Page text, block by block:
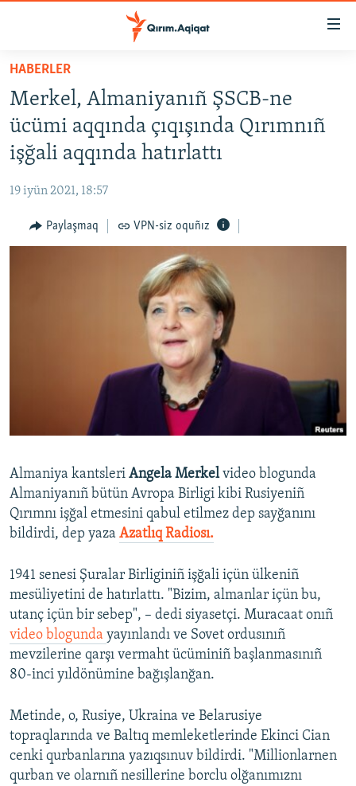
Esas
qaytmaq
Baş
navigatsiyağa
qaytmaq
Qıdıruvğa
qaytmaq
HABERLER
İQTİSADİYAT
MEDENİYET
İNSAN AQLARI
RFE/RS bütün saytları
HABERLER
Merkel, Almaniyanıñ ŞSCB-ne
ücümi aqqında çıqışında Qırımnıñ
işğali aqqında hatırlattı
19 iyün 2021, 18:57
Paylaşmaq VPN-siz oquñız
Almaniya kantsleri Angela Merkelvideo blogunda
Almaniyanıñ bütün Avropa Birligi kibi Rusiyeniñ
Qırımnı işğal etmesini qabul etilmez dep sayğanını
bildirdi, dep yaza Azatlıq Radiosı.
1941 senesi Şuralar Birliginiñ işğali içün ülkeniñ
mesüliyetini de hatırlattı. "Bizim, almanlar içün bu,
utanç içün bir sebep", – dedi siyasetçi. Muracaat onıñ
video blogunda yayınlandı ve Sovet ordusınıñ
mevzilerine qarşı vermaht ücüminiñ başlanmasınıñ
80-inci yıldönümine bağışlanğan.
Metinde, o, Rusiye, Ukraina ve Belarusiye
topraqlarında ve Baltıq memleketlerinde Ekinci Cian
cenki qurbanlarına yazıqsınuv bildirdi. "Millionlarnen
qurban ve olarnıñ nesillerine borclu olğanımıznı